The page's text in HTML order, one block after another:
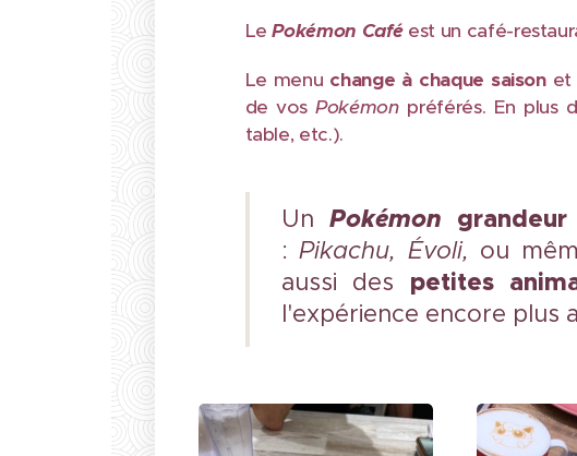
LePokémon Caféest un café-
Le menu change à chaque saison et
de vosPokémonpréférés. En plus
table, etc.).
Un Pokémon
:Pikachu, Évoli, ou
aussi des petites
l'expérience encore plus